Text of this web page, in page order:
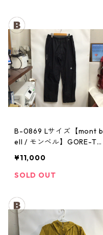
B-0869 Lサイズ【mont b
ell / モンベル】GORE-TE
ンツ：メンズBK
¥11,000
SOLD OUT